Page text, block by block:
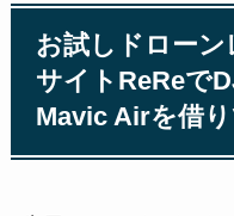
お試しドロー
サイトReReで
Mavic Airを借り